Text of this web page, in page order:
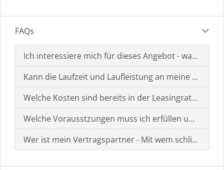
FAQs
Ich interessiere mich für dieses Angebot - was muss
Kann die Laufzeit und Laufleistung an meine
Welche Kosten sind bereits in der Leasingrate
Welche Vorausstzungen muss ich erfüllen um einen
Wer ist mein Vertragspartner - Mit wem schließe ich